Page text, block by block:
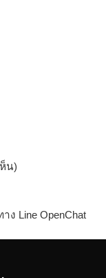
น)
Line OpenChat